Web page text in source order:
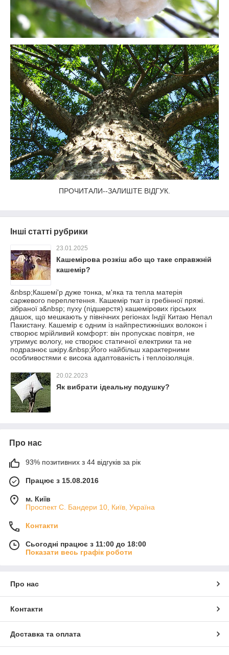
ПРОЧИТАЛИ--ЗАЛИШТЕ ВІДГУК.
Інші статті рубрики
23.01.2025
Кашемірова розкіш або що таке справжній
кашемір?
&nbsp;Кашемі'р дуже тонка, м'яка та тепла матерія
саржевого переплетення. Кашемір ткат із гребінної пряжі.
зібраної з&nbsp; пуху (підшерстя) кашемірових гірських
дашок, що мешкають у північних регіонах Індії Китаю Непал
Пакистану. Кашемір є одним із найпрестижніших волокон і
створює мрійливий комфорт: він пропускає повітря, не
утримує вологу, не створює статичної електрики та не
подразнює шкіру.&nbsp;Його найбільш характерними
особливостями є висока адаптованість і теплоізоляція.
20.02.2023
Як вибрати ідеальну подушку?
Про нас
93% позитивних з 44 відгуків за рік
Працює з 15.08.2016
м. Київ
Проспект С. Бандери 10, Київ, Україна
Контакти
Сьогодні працює з 11:00 до 18:00
Показати весь графік роботи
Про нас
Контакти
Доставка та оплата